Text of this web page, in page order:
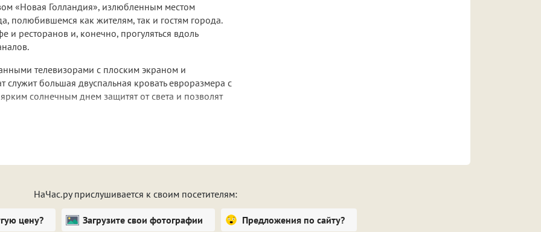
«Новая Голландия», излюбленным местом
полюбившемся как жителям, так и гостям города.
и ресторанов и, конечно, прогуляться вдоль
телевизорами с плоским экраном и
большая двуспальная кровать евроразмера с
солнечным днем защитят от света и позволят
Wi-Fi. Постояльцы могут воспользоваться
НаЧас.ру прислушивается к своим посетителям:
цену? Загрузите свои фотографии Предложения по сайту?